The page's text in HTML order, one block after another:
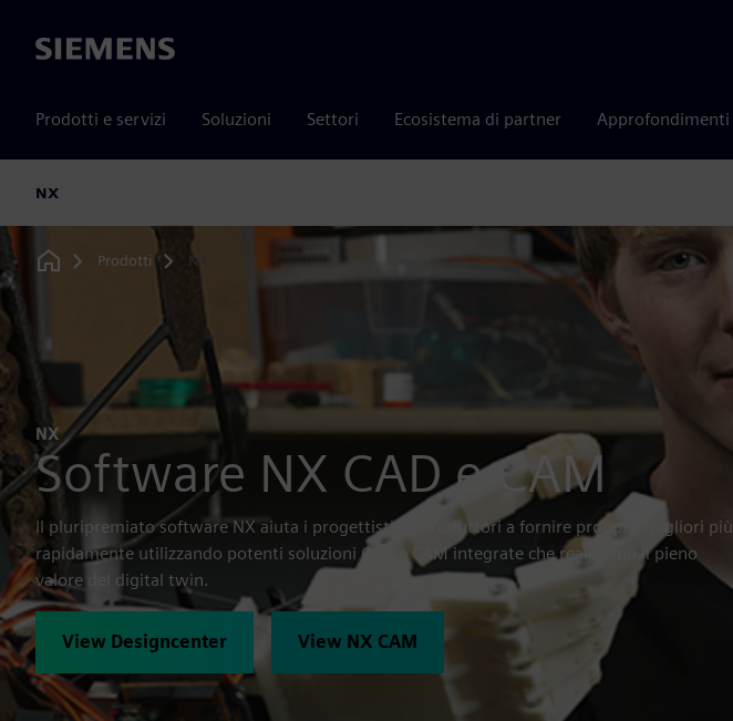
Siemens
Prodotti e servizi Soluzioni Settori Ecosistema di partner Approfondimenti
NX
Home
Prodotti NX
NX
Software NX CAD e CAM
Il pluripremiato software NX aiuta i progettisti e i produttori a fornire prodotti migliori più
rapidamente utilizzando potenti soluzioni CAD e CAM integrate che realizzano il pieno
valore del digital twin.
View Designcenter View NX CAM